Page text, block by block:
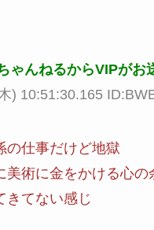
ゃんねるからVIPがお
) 10:51:30.165
の仕事だけど地獄
美術に金をかける心の
きてない感じ